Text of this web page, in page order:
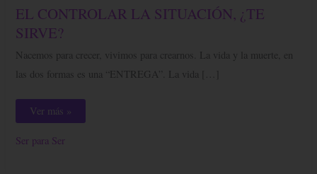
EL CONTROLAR LA SITUACIÓN, ¿TE
SIRVE?
Nacemos para crecer, vivimos para crearnos. La vida y la muerte, en
las dos formas es una “ENTREGA”. La vida […]
EL
CONTROLAR
LA
SITUACIÓN,
SIRVE?
Ver más »
Ser para Ser